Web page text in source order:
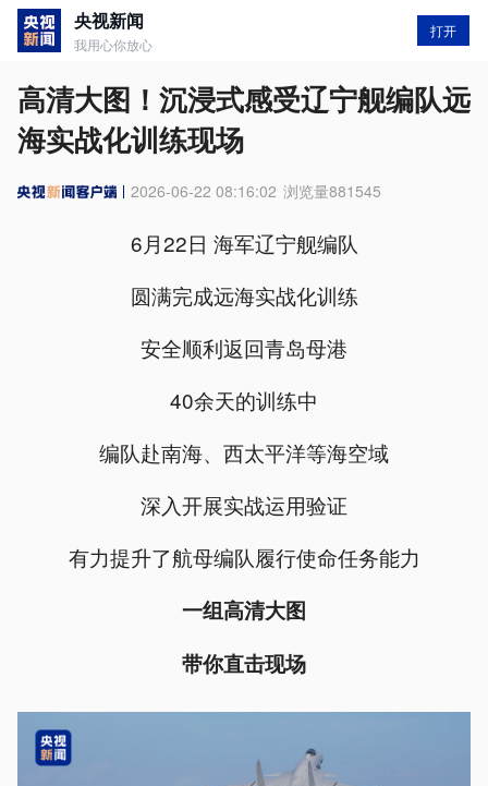
央视新闻
我用心你放心
打开
高清大图！沉浸式感受辽宁舰编队远
海实战化训练现场
2026-06-22 08:16:02 浏览量881545
6月22日 海军辽宁舰编队
圆满完成远海实战化训练
安全顺利返回青岛母港
40余天的训练中
编队赴南海、西太平洋等海空域
深入开展实战运用验证
有力提升了航母编队履行使命任务能力
一组高清大图
带你直击现场